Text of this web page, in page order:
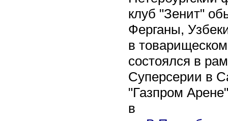
клуб "Зенит"
Ферганы,
в
состоялся в
Суперсерии в
"Газпром
в